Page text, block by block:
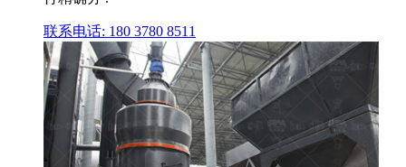
联系电话: 180 3780 8511